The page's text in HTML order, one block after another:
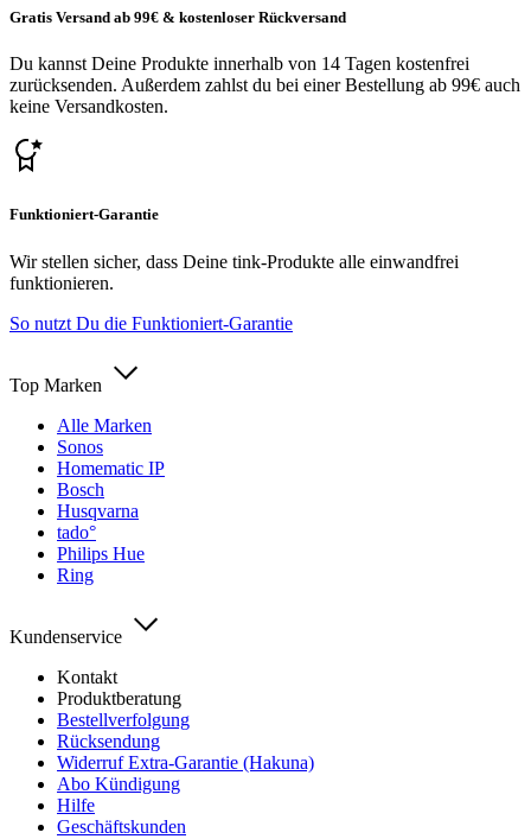
Gratis Versand ab 99€ & kostenloser Rückversand
Du kannst Deine Produkte innerhalb von 14 Tagen kostenfrei
zurücksenden. Außerdem zahlst du bei einer Bestellung ab 99€ auch
keine Versandkosten.
Funktioniert-Garantie
Wir stellen sicher, dass Deine tink-Produkte alle einwandfrei
funktionieren.
So nutzt Du die Funktioniert-Garantie
Top Marken
Alle Marken
Sonos
Homematic IP
Bosch
Husqvarna
tado°
Philips Hue
Ring
Kundenservice
Kontakt
Produktberatung
Bestellverfolgung
Rücksendung
Widerruf Extra-Garantie (Hakuna)
Abo Kündigung
Hilfe
Geschäftskunden